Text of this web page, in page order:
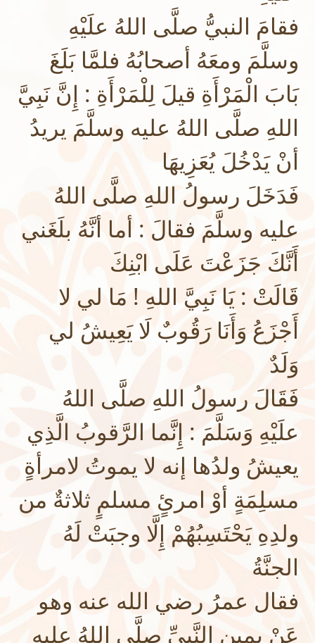
فقامَ النبيُّ صلَّى اللهُ علَيْهِ
وسلَّمَ ومعَهُ أصحابُهُ فلمَّا بَلَغَ
بَابَ الْمَرْأَةِ قيلَ لِلْمَرْأَةِ : إِنَّ نَبِيَّ
اللهِ صلَّى اللهُ عليه وسلَّمَ يريدُ
أنْ يَدْخُلَ يُعَزِيهَا
فَدَخَلَ رسولُ اللهِ صلَّى اللهُ
عليه وسلَّمَ فقالَ : أما أنَّهُ بلَغَني
أَنَّكَ جَزَعْتَ عَلَى ابْنِكَ
قَالَتْ : يَا نَبِيَّ اللهِ ! مَا لي لا
أَجْزَعُ وَأَنَا رَقُوبٌ لَا يَعِيشُ لي
وَلَدٌ
فَقَالَ رسولُ اللهِ صلَّى اللهُ
علَيْهِ وَسَلَّمَ : إِنَّما الرَّقوبُ الَّذِي
يعيشُ ولدُها إنه لا يموتُ لامرأةٍ
مسلِمَةٍ أوْ امرئٍ مسلمٍ ثلاثةٌ من
ولدِهِ يَحْتَسِبُهُمْ إِلَّا وجبَتْ لَهُ
الجنَّةُ
فقال عمرُ رضي الله عنه وهو
عَنْ يمينِ النَّبيِّ صلَّى اللهُ عليه